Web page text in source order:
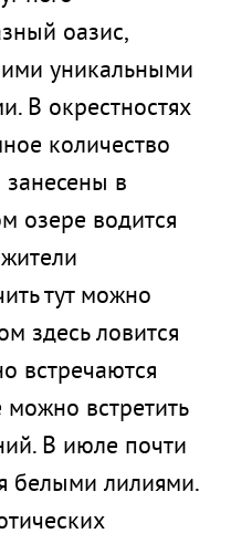
оазис,
уникальными
В окрестностях
количество
в
озере водится
тут можно
здесь ловится
встречаются
встретить
В июле почти
белыми лилиями.